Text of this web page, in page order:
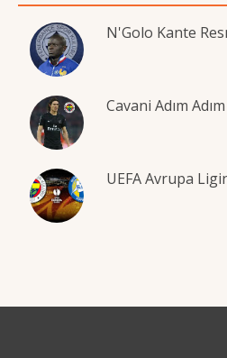
N'Golo Kante
Cavani Adım
UEFA Avrupa